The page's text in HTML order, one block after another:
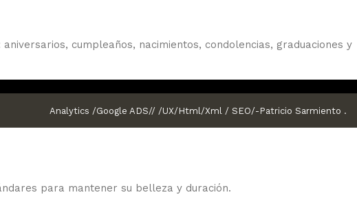
cumpleaños, nacimientos, condolencias, graduaciones y
y confiable en Santiago.
para mantener su belleza y duración.
Analytics /Google ADS// /UX/Html/Xml / SEO/-Patricio Sarmiento .